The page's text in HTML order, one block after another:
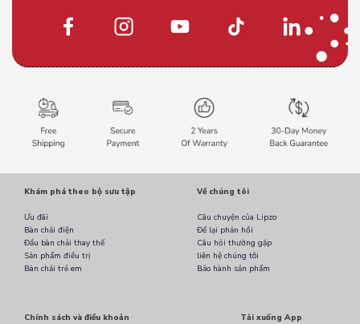
Khám phá theo bộ sưu tập
Ưu đãi
Bàn chải điện
Đầu bàn chải thay thế
Sản phẩm điều trị
Bàn chải trẻ em
Về chúng tôi
Câu chuyện của Lipzo
Để lại phản hồi
Câu hỏi thường gặp
liên hệ chúng tôi
Bảo hành sản phẩm
Chính sách và điều khoản Tải xuống App